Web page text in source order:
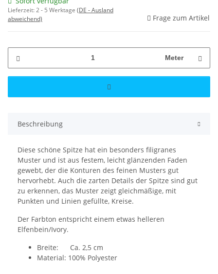
Lieferzeit:2 - 5 Werktage (DE - Ausland
abweichend)
Frage zum Artikel
Meter
Beschreibung
Diese schöne Spitze hat ein besonders filigranes
Muster und ist aus festem, leicht glänzenden Faden
gewebt, der die Konturen des feinen Musters gut
hervorhebt. Auch die zarten Details der Spitze sind gut
zu erkennen, das Muster zeigt gleichmäßige, mit
Punkten und Linien gefüllte, Kreise.
Der Farbton entspricht einem etwas helleren
Elfenbein/Ivory.
Breite: Ca. 2,5 cm
Material: 100% Polyester